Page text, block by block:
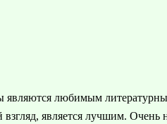
являются любимым
является лучшим.